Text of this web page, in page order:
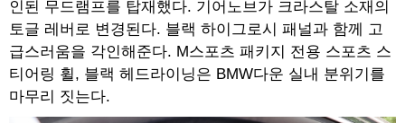
인된 무드램프를 탑재했다. 기어노브가 크라스탈 소재의
토글 레버로 변경된다. 블랙 하이그로시 패널과 함께 고
급스러움을 각인해준다. M스포츠 패키지 전용 스포츠 스
티어링 휠, 블랙 헤드라이닝은 BMW다운 실내 분위기를
마무리 짓는다.